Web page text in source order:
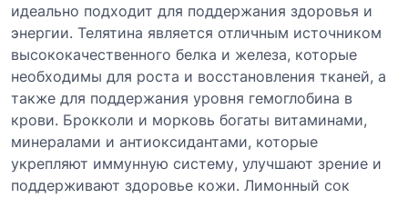
идеально подходит для поддержания здоровья и
энергии. Телятина является отличным источником
высококачественного белка и железа, которые
необходимы для роста и восстановления тканей, а
также для поддержания уровня гемоглобина в
крови. Брокколи и морковь богаты витаминами,
минералами и антиоксидантами, которые
укрепляют иммунную систему, улучшают зрение и
поддерживают здоровье кожи. Лимонный сок